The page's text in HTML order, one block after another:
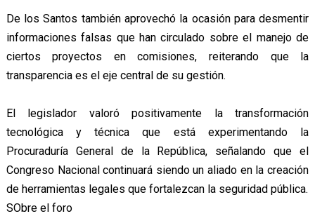
De los Santos también aprovechó la ocasión para desmentir
informaciones falsas que han circulado sobre el manejo de
ciertos proyectos en comisiones, reiterando que la
transparencia es el eje central de su gestión.
El legislador valoró positivamente la transformación
tecnológica y técnica que está experimentando la
Procuraduría General de la República, señalando que el
Congreso Nacional continuará siendo un aliado en la creación
de herramientas legales que fortalezcan la seguridad pública.
SObre el foro